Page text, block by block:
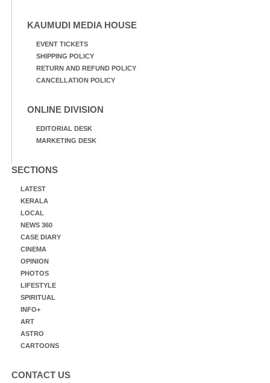
KAUMUDI MEDIA HOUSE
EVENT TICKETS
SHIPPING POLICY
RETURN AND REFUND POLICY
CANCELLATION POLICY
ONLINE DIVISION
EDITORIAL DESK
MARKETING DESK
SECTIONS
LATEST
KERALA
LOCAL
NEWS 360
CASE DIARY
CINEMA
OPINION
PHOTOS
LIFESTYLE
SPIRITUAL
INFO+
ART
ASTRO
CARTOONS
CONTACT US